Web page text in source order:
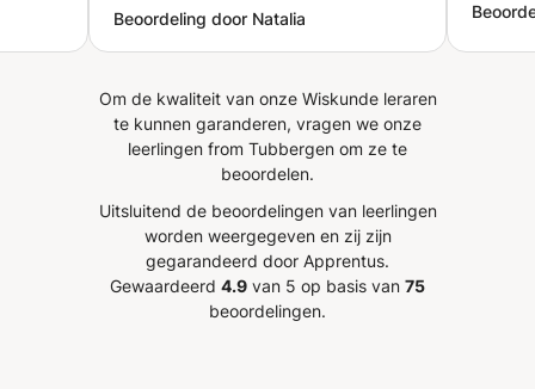
iedereen zo'n hele goede lerares
als Anja aan. (ouder vertaald via
Beoordeling door Natalia
Om de kwaliteit van onze Wiskunde leraren
te kunnen garanderen, vragen we onze
leerlingen from Tubbergen om ze te
beoordelen.
Uitsluitend de beoordelingen van leerlingen
worden weergegeven en zij zijn
gegarandeerd door Apprentus.
Gewaardeerd 4.9 van 5 op basis van 75
beoordelingen.